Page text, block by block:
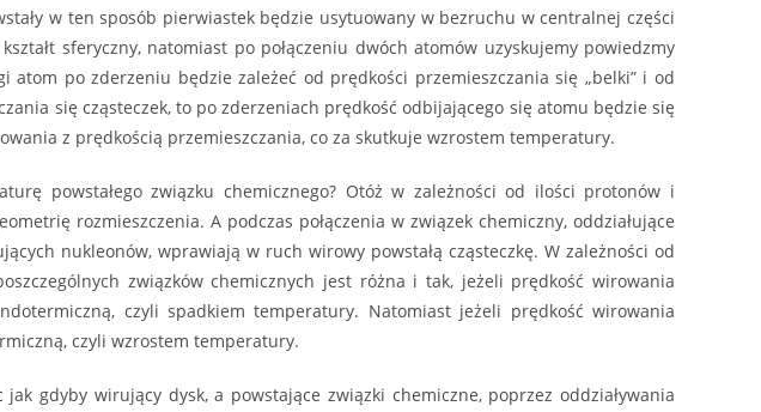
w ten sposób pierwiastek będzie usytuowany w bezruchu w centralnej części
sferyczny, natomiast po połączeniu dwóch atomów uzyskujemy powiedzmy
po zderzeniu będzie zależeć od prędkości przemieszczania się „belki” i od
się cząsteczek, to po zderzeniach prędkość odbijającego się atomu będzie się
z prędkością przemieszczania, co za skutkuje wzrostem temperatury.
powstałego związku chemicznego? Otóż w zależności od ilości protonów i
rozmieszczenia. A podczas połączenia w związek chemiczny, oddziałujące
nukleonów, wprawiają w ruch wirowy powstałą cząsteczkę. W zależności od
związków chemicznych jest różna i tak, jeżeli prędkość wirowania
czyli spadkiem temperatury. Natomiast jeżeli prędkość wirowania
czyli wzrostem temperatury.
gdyby wirujący dysk, a powstające związki chemiczne, poprzez oddziaływania